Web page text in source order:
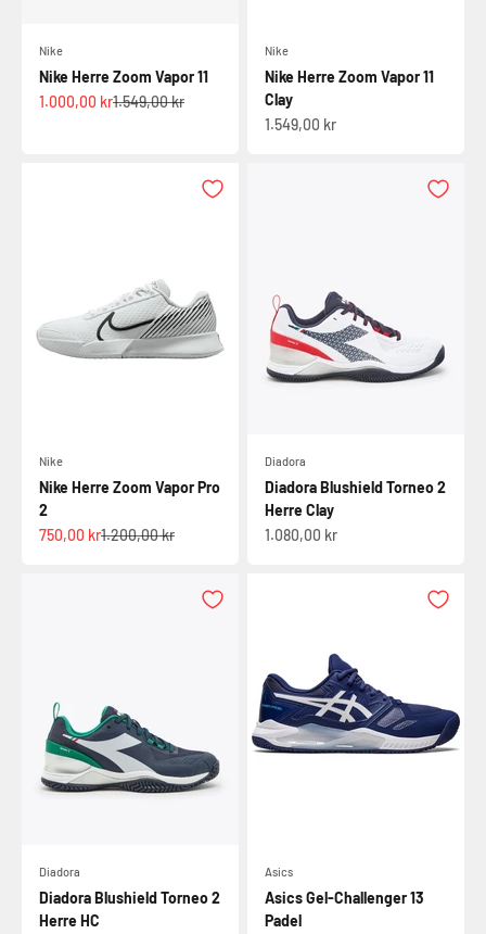
Nike
Nike Herre Zoom Vapor 11
Salgspris
1.000,00 krNormalpris
1.549,00 kr
Nike
Nike Herre Zoom Vapor 11
Clay
Salgspris
1.549,00 kr
Nike
Nike Herre Zoom Vapor Pro
2
Salgspris
750,00 krNormalpris
1.200,00 kr
Diadora
Diadora Blushield Torneo 2
Herre Clay
Salgspris
1.080,00 kr
Diadora
Diadora Blushield Torneo 2
Herre HC
Asics
Asics Gel-Challenger 13
Padel